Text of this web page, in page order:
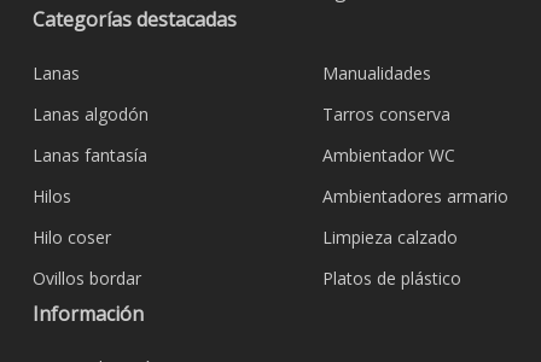
Categorías destacadas
Lanas
Lanas algodón
Lanas fantasía
Hilos
Hilo coser
Ovillos bordar
Manualidades
Tarros conserva
Ambientador WC
Ambientadores armario
Limpieza calzado
Platos de plástico
Información